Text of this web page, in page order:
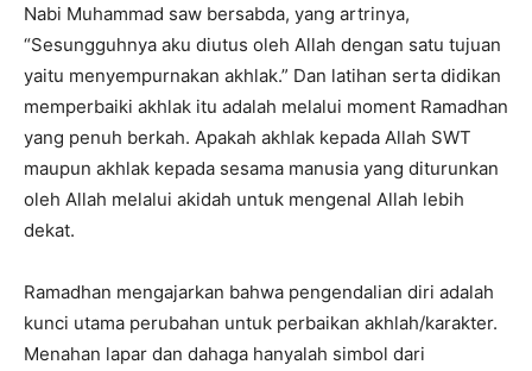
Nabi Muhammad saw bersabda, yang artrinya,
“Sesungguhnya aku diutus oleh Allah dengan satu tujuan
yaitu menyempurnakan akhlak.” Dan latihan serta didikan
memperbaiki akhlak itu adalah melalui moment Ramadhan
yang penuh berkah. Apakah akhlak kepada Allah SWT
maupun akhlak kepada sesama manusia yang diturunkan
oleh Allah melalui akidah untuk mengenal Allah lebih
dekat.
Ramadhan mengajarkan bahwa pengendalian diri adalah
kunci utama perubahan untuk perbaikan akhlah/karakter.
Menahan lapar dan dahaga hanyalah simbol dari